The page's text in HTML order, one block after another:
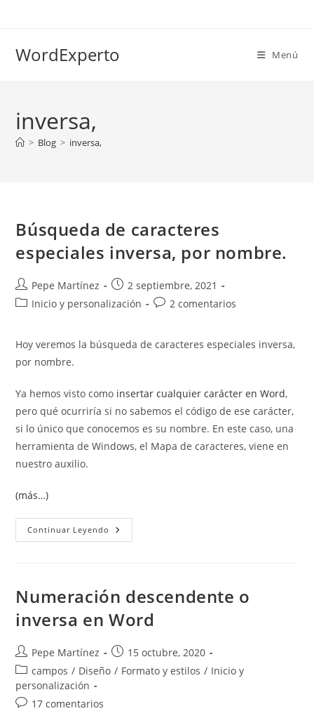
WordExperto Menú
inversa,
> Blog > inversa,
Búsqueda de caracteres
especiales inversa, por nombre.
Autor
de
Pepe Martínez
Publicación
de
2 septiembre, 2021
Categoría
entrada:
Inicio y personalización
Comentarios
entrada:
2 comentarios
Hoy veremos la búsqueda de caracteres especiales inversa,
por nombre.
Ya hemos visto como insertar cualquier carácter en Word,
pero qué ocurriría si no sabemos el código de ese carácter,
si lo único que conocemos es su nombre. En este caso, una
herramienta de Windows, el Mapa de caracteres, viene en
nuestro auxilio.
(más…)
Continuar Leyendo Búsqueda
De
Nombre.
Numeración descendente o
inversa en Word
Autor
de
la
entrada:
Pepe Martínez
Publicación
de
15 octubre, 2020
Categoría
de
la
campos / Diseño / Formato y estilos / Inicio y
personalización
Comentarios
17 comentarios